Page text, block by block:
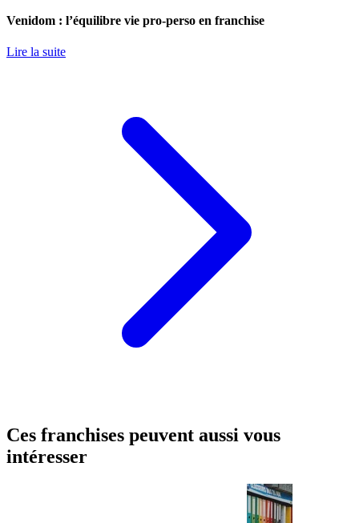
Venidom : l’équilibre vie pro-perso en franchise
Lire la suite
Ces franchises peuvent aussi vous
intéresser